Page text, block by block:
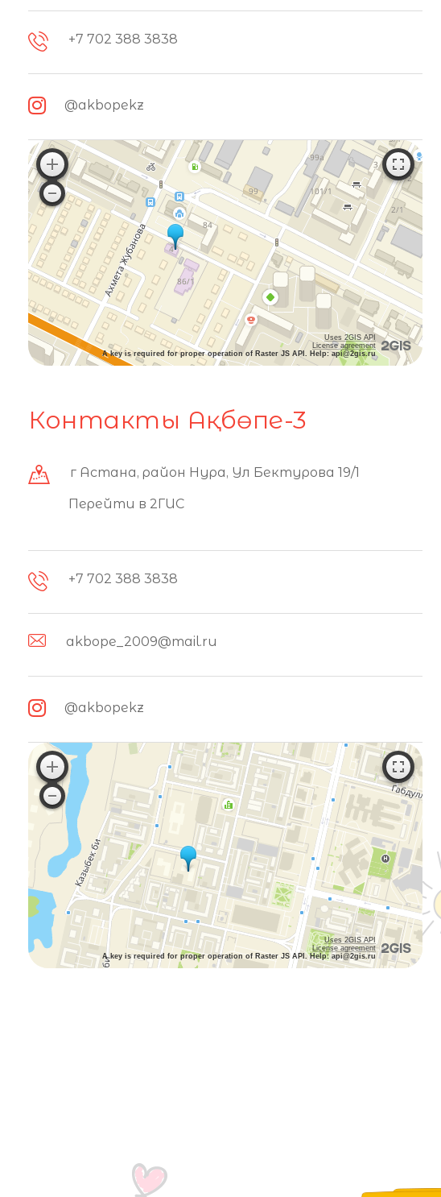
+7 702 388 3838
@akbopekz
Uses 2GIS API
License agreement
A key is required for proper operation of Raster JS API. Help: api@2gis.ru
Контакты Ақбөпе-3
г Астана, район Нура, Ул Бектурова 19/1
Перейти в 2ГИС
+7 702 388 3838
akbope_2009@mail.ru
@akbopekz
Uses 2GIS API
License agreement
A key is required for proper operation of Raster JS API. Help: api@2gis.ru